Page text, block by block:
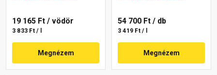
19 165 Ft / vödör
3 833 Ft / l
Megnézem
54 700 Ft / db
3 419 Ft / l
Megnézem